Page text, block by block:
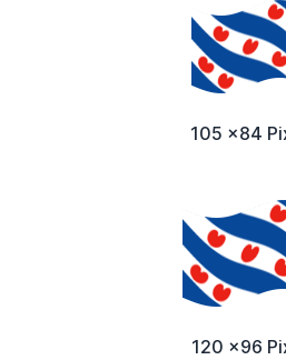
105 x84
120 x96